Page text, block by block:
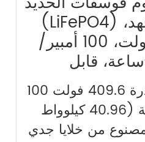
(LiFePO4) عالية الجهد،
409.6 فولت، 100 أمبير/
القدرة المقدرة 409.6 فولت 100
أمبير ساعة (40.96 كيلوواط